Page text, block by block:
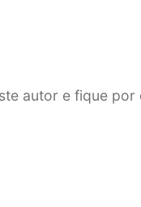
autor e fique